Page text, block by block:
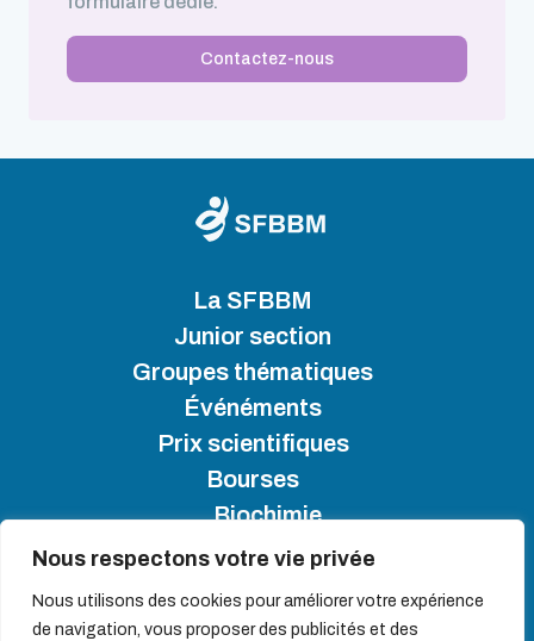
Nous respectons votre vie privée
Nous utilisons des cookies pour améliorer votre expérience
de navigation, vous proposer des publicités et des
Contactez-nous
La SFBBM
Junior section
Groupes thématiques
Événéments
Prix scientifiques
Bourses
Biochimie